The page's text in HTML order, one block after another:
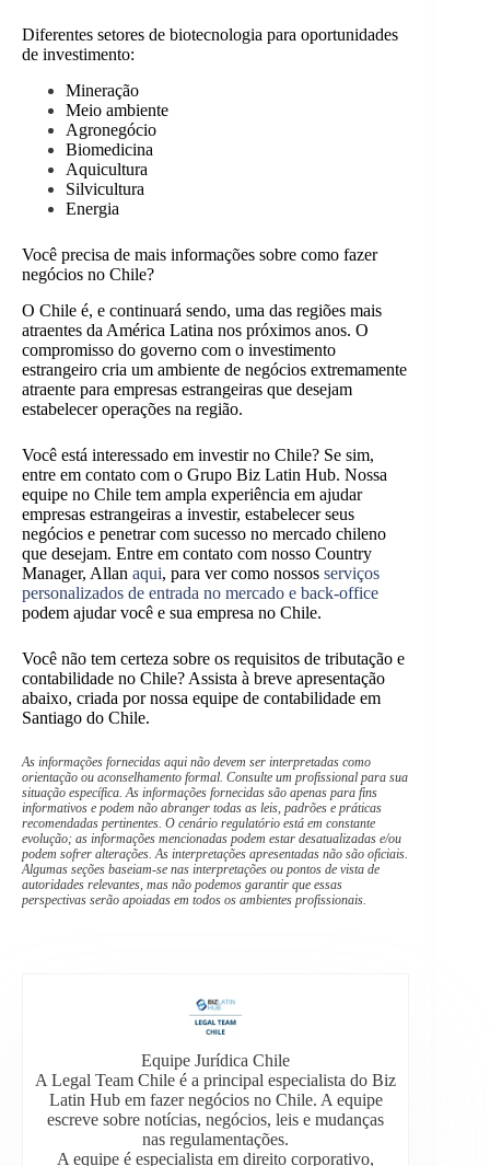
Diferentes setores de biotecnologia para oportunidades
de investimento:
Mineração
Meio ambiente
Agronegócio
Biomedicina
Aquicultura
Silvicultura
Energia
Você precisa de mais informações sobre como fazer
negócios no Chile?
O Chile é, e continuará sendo, uma das regiões mais
atraentes da América Latina nos próximos anos. O
compromisso do governo com o investimento
estrangeiro cria um ambiente de negócios extremamente
atraente para empresas estrangeiras que desejam
estabelecer operações na região.
Você está interessado em investir no Chile? Se sim,
entre em contato com o Grupo Biz Latin Hub. Nossa
equipe no Chile tem ampla experiência em ajudar
empresas estrangeiras a investir, estabelecer seus
negócios e penetrar com sucesso no mercado chileno
que desejam. Entre em contato com nosso Country
Manager, Allan aqui, para ver como nossos serviços
personalizados de entrada no mercado e back-office
podem ajudar você e sua empresa no Chile.
Você não tem certeza sobre os requisitos de tributação e
contabilidade no Chile? Assista à breve apresentação
abaixo, criada por nossa equipe de contabilidade em
Santiago do Chile.
As informações fornecidas aqui não devem ser interpretadas como
orientação ou aconselhamento formal. Consulte um profissional para sua
situação específica. As informações fornecidas são apenas para fins
informativos e podem não abranger todas as leis, padrões e práticas
recomendadas pertinentes. O cenário regulatório está em constante
evolução; as informações mencionadas podem estar desatualizadas e/ou
podem sofrer alterações. As interpretações apresentadas não são oficiais.
Algumas seções baseiam-se nas interpretações ou pontos de vista de
autoridades relevantes, mas não podemos garantir que essas
perspectivas serão apoiadas em todos os ambientes profissionais.
Equipe Jurídica Chile
A Legal Team Chile é a principal especialista do Biz
Latin Hub em fazer negócios no Chile. A equipe
escreve sobre notícias, negócios, leis e mudanças
nas regulamentações.
A equipe é especialista em direito corporativo,